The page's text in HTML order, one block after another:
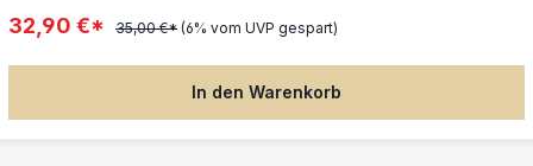
und spirituellen Führungsqualitäten inspirieren. Oft haben ihre
verhindern. Aus diesem mehrteiligen Metallbausatz kannst du drei
32,90 €* 35,00 €* (6% vom UVP gespart)
In den Warenkorb